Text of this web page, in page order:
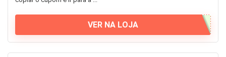
VER NA LOJA